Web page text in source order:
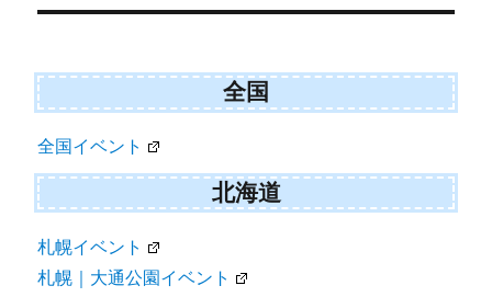
シ
ン
全国
全国イベント
北海道
札幌イベント
札幌｜大通公園イベント